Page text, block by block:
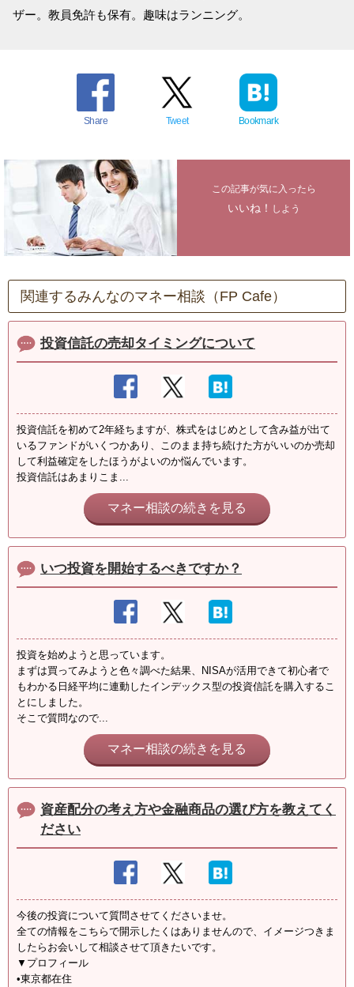
ザー。教員免許も保有。趣味はランニング。
Share Tweet Bookmark
この記事が気に入ったら
いいね！ しよう
関連するみんなのマネー相談（FP Cafe）
投資信託の売却タイミングについて
投資信託を初めて2年経ちますが、株式をはじめとして含み益が出て
いるファンドがいくつかあり、このまま持ち続けた方がいいのか売却
して利益確定をしたほうがよいのか悩んでいます。
投資信託はあまりこま...
マネー相談の続きを見る
いつ投資を開始するべきですか？
投資を始めようと思っています。
まずは買ってみようと色々調べた結果、NISAが活用できて初心者で
もわかる日経平均に連動したインデックス型の投資信託を購入するこ
とにしました。
そこで質問なので...
マネー相談の続きを見る
資産配分の考え方や金融商品の選び方を教えてく
ださい
今後の投資について質問させてくださいませ。
全ての情報をこちらで開示したくはありませんので、イメージつきま
したらお会いして相談させて頂きたいです。
▼プロフィール
•東京都在住